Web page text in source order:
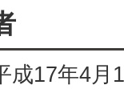
成17年4月